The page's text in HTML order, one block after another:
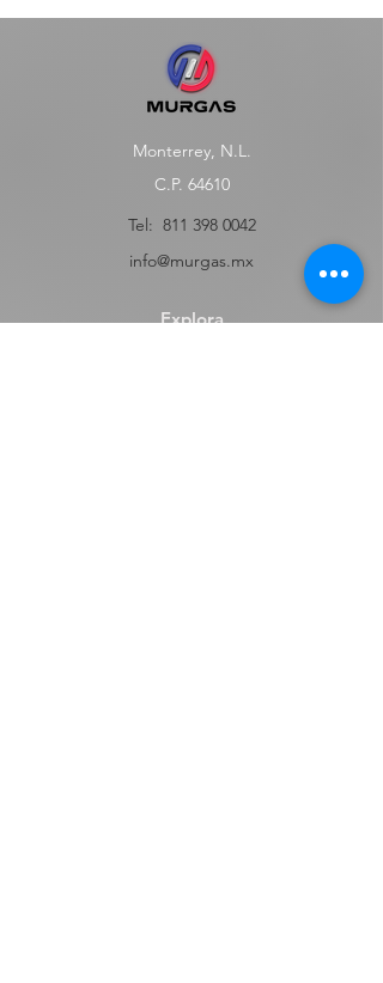
Monterrey, N.L.
C.P. 64610
Tel: 811 398 0042
info@murgas.mx
Explora